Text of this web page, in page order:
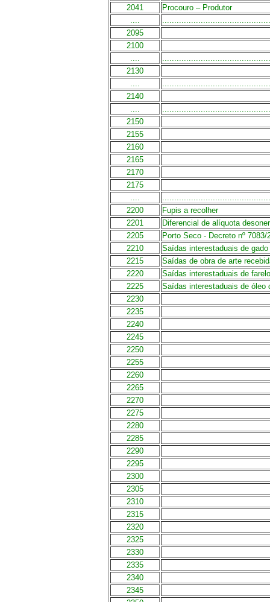
2041
Procouro – Produtor
....
2095
2100
....
2130
....
2140
....
2150
2155
2160
2165
2170
2175
....
2200
Fupis a recolher
2201
Diferencial de alíquota
2205
Porto Seco - Decreto nº 7083/
2210
Saídas interestaduais de
2215
Saídas de obra de arte
2220
Saídas interestaduais de
2225
Saídas interestaduais de óleo
2230
2235
2240
2245
2250
2255
2260
2265
2270
2275
2280
2285
2290
2295
2300
2305
2310
2315
2320
2325
2330
2335
2340
2345